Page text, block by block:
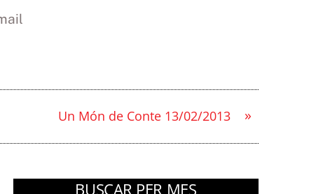
»
Un Món de Conte 13/02/2013